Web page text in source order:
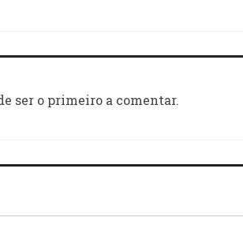
ser o primeiro a comentar.